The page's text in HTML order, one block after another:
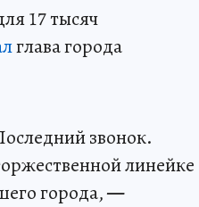
17 тысяч
глава города
звонок.
линейке
города,—